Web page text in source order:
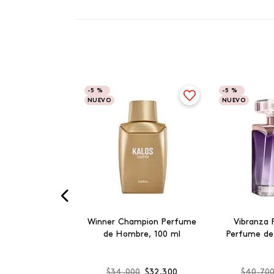
-5 %
NUEVO
Winner Champion Perfume
de Hombre, 100 ml
-5 %
NUEVO
Vibranza
Perfume